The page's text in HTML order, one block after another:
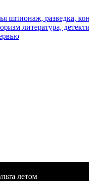
шпионаж, разведка,
литература,
летом